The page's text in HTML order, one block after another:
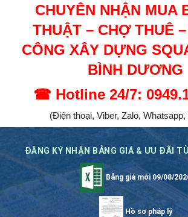
CHUYÊN NHẬN MUA
THUẬT – CHỢ THUÊ
CÔNG XÂY DỰNG
BÌNH DƯƠNG
☎ Hotline 24/7:
(Điện thoại, Viber, Zalo, Whatsapp,
ĐĂNG KÝ NHẬN BẢNG GIÁ & ƯU ĐÃI
Bảng giá mới 09/08/
Hồ sơ pháp lý